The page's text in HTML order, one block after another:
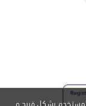
بشكل فريد و